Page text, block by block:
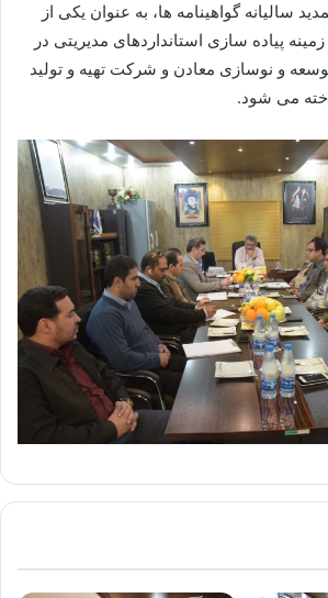
سالیانه گواهینامه ها، به عنوان یکی از
پیاده سازی استانداردهای مدیریتی در
و نوسازی معادن و شرکت تهیه و تولید
می شود.